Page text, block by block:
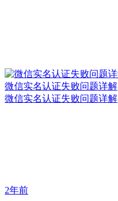
微信实名认证失败问题详解
微信实名认证失败问题详解
2年前